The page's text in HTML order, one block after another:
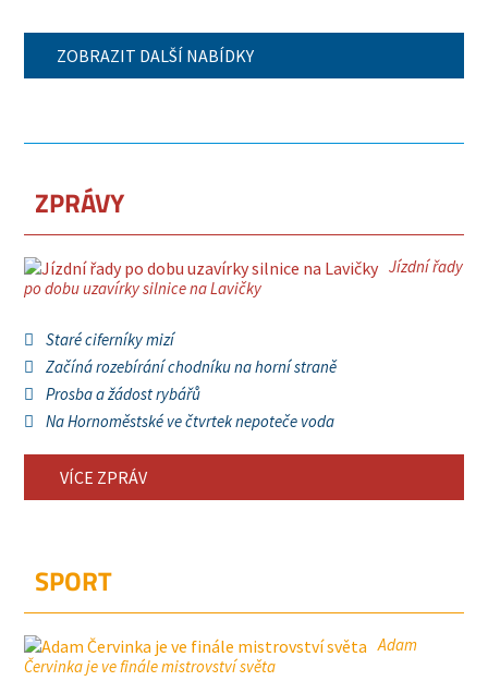
ZOBRAZIT DALŠÍ NABÍDKY
ZPRÁVY
Jízdní řady
po dobu uzavírky silnice na Lavičky
Staré ciferníky mizí
Začíná rozebírání chodníku na horní straně
Prosba a žádost rybářů
Na Hornoměstské ve čtvrtek nepoteče voda
VÍCE ZPRÁV
SPORT
Adam
Červinka je ve finále mistrovství světa